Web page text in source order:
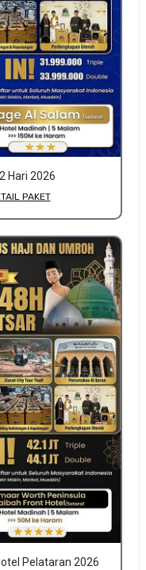
Hari 2026
PAKET
Pelataran 2026